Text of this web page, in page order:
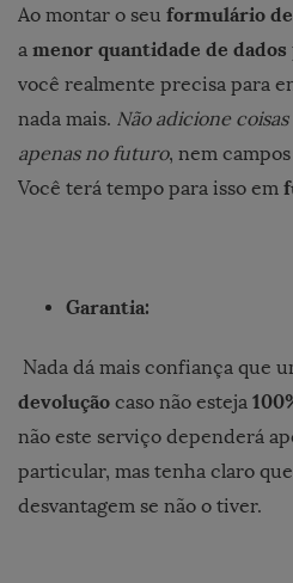
Ao montar o seu formulário
a menor quantidade de dados
você realmente precisa para
nada mais. Não adicione
apenas no futuro, nem
Você terá tempo para isso em
Garantia:
Nada dá mais confiança que
devolução caso não esteja
não este serviço dependerá
particular, mas tenha claro
desvantagem se não o tiver.